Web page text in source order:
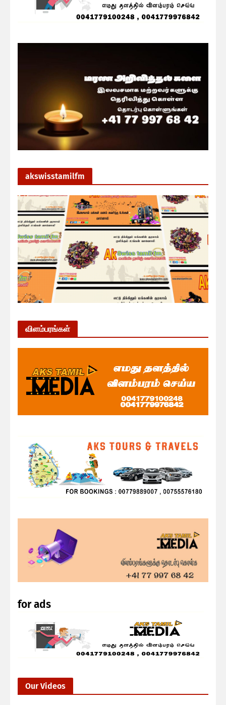
akswisstamilfm
விளம்பரங்கள்
for ads
Our Videos